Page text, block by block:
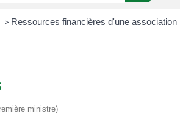
> Ressources financières d'une association
ministre)